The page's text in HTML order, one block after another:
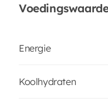
Energie
Koolhydraten